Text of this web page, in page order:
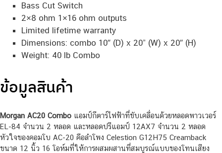
Bass Cut Switch
2×8 ohm 1×16 ohm outputs
Limited lifetime warranty
Dimensions: combo 10″ (D) x 20” (W) x 20″ (H)
Weight: 40 lb Combo
ข้อมูลสินค้า
Morgan AC20 Combo แอมป์กีตาร์ไฟฟ้าที่ขับเคลื่อนด้วยหลอดพาวเวอร์
EL-84 จำนวน 2 หลอด และหลอดปรีแอมป์ 12AX7 จำนวน 2 หลอด
หัวใจของคอมโบ AC-20 คือลำโพง Celestion G12H75 Creamback
ขนาด 12 นิ้ว 16 โอห์มที่ให้การผสมผสานที่สมบูรณ์แบบของโทนเสียง